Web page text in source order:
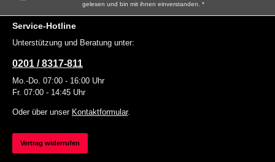
gelesen und bin mit ihnen einverstanden.*
Service-Hotline
Unterstützung und Beratung unter:
0201 / 8317-811
Mo.-Do. 07:00 - 16:00 Uhr
Fr. 07:00 - 14:45 Uhr
Oder über unser Kontaktformular.
Vertrag widerrufen